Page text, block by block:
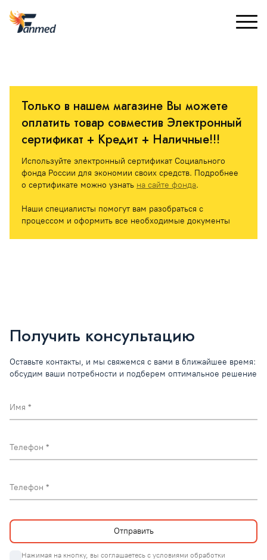
Только в нашем магазине Вы можете
оплатить товар совместив Электронный
сертификат + Кредит + Наличные!!!
Используйте электронный сертификат Социального
фонда России для экономии своих средств. Подробнее
о сертификате можно узнать на сайте фонда.
Наши специалисты помогут вам разобраться с
процессом и оформить все необходимые документы
Получить консультацию
Оставьте контакты, и мы свяжемся с вами в ближайшее время:
обсудим ваши потребности и подберем оптимальное решение
Имя
Телефон
Телефон
Нажимая на кнопку, вы соглашаетесь с условиями обработки